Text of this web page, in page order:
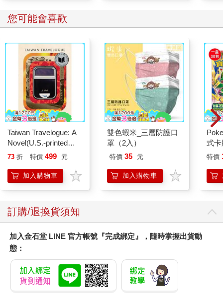
您可能會喜歡
Taiwan Travelogue: A
Novel(U.S.-printed
edition)
73 折 特價 499 元
加入購物車
雙色蝦米_三層防護口
罩（2入）
特價 35 元
加入購物車
式
化
特價
訂購/退換貨須知
加入金石堂 LINE 官方帳號『完成綁定』，隨時掌握出貨動
態：